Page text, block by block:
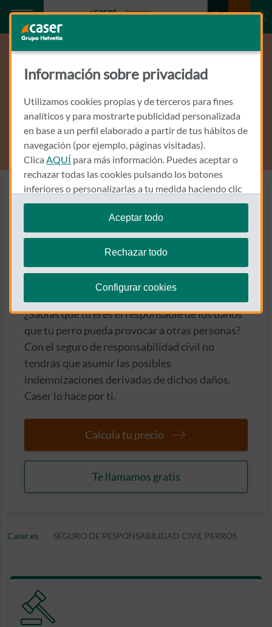
Seguro responsabilidad civil perros - Caser MIMAscota
Despreocúpate frente a
los posibles daños que tu
perro pueda causar a
terceros
¿Sabías que tú eres el responsable de los daños
que tu perro pueda provocar a otras personas?
Con el seguro de responsabilidad civil no
tendrás que asumir las posibles
indemnizaciones derivadas de dichos daños.
Caser lo hace por ti.
Calcula tu precio
Te llamamos gratis
Caser.es SEGURO DE RESPONSABILIDAD CIVIL PERROS
Información sobre privacidad
Utilizamos cookies propias y de terceros para fines
analíticos y para mostrarte publicidad personalizada
en base a un perfil elaborado a partir de tus hábitos de
navegación (por ejemplo, páginas visitadas).
Clica AQUÍ para más información. Puedes aceptar o
rechazar todas las cookies pulsando los botones
inferiores o personalizarlas a tu medida haciendo clic
en"configurar cookies".
Te recordamos que puedes modificar tus ajustes de
cookies en cualquier momento en la sección
Aceptar todo
Rechazar todo
Configurar cookies